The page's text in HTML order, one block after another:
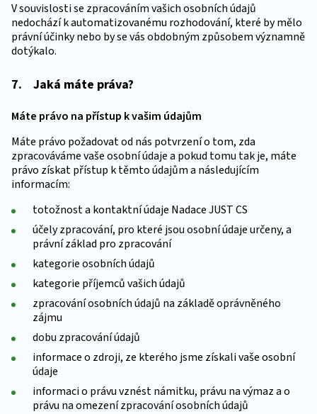
V souvislosti se zpracováním vašich osobních údajů
nedochází k automatizovanému rozhodování, které by mělo
právní účinky nebo by se vás obdobným způsobem významně
dotýkalo.
7. Jaká máte práva?
Máte právo na přístup k vašim údajům
Máte právo požadovat od nás potvrzení o tom, zda
zpracováváme vaše osobní údaje a pokud tomu tak je, máte
právo získat přístup k těmto údajům a následujícím
informacím:
totožnost a kontaktní údaje Nadace JUST CS
účely zpracování, pro které jsou osobní údaje určeny, a
právní základ pro zpracování
kategorie osobních údajů
kategorie příjemců vašich údajů
zpracování osobních údajů na základě oprávněného
zájmu
dobu zpracování údajů
informace o zdroji, ze kterého jsme získali vaše osobní
údaje
informaci o právu vznést námitku, právu na výmaz a o
právu na omezení zpracování osobních údajů